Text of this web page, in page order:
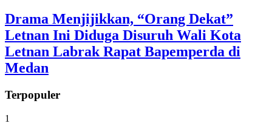
Drama Menjijikkan, “Orang Dekat”
Letnan Ini Diduga Disuruh Wali Kota
Letnan Labrak Rapat Bapemperda di
Medan
Terpopuler
1